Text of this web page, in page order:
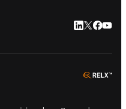
LinkedIn se
Twitter se